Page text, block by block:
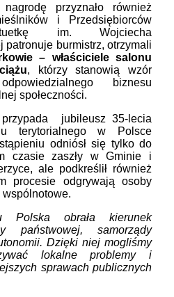
przyznało również
i Przedsiębiorców
im. Wojciecha
patronuje burmistrz, otrzymali
– właściciele salonu
, którzy stanowią wzór
biznesu
społeczności.
jubileusz 35-lecia
terytorialnego w Polsce
odniósł się tylko do
czasie zaszły w Gminie i
ale podkreślił również
procesie odgrywają osoby
obrała kierunek
państwowej, samorządy
Dzięki niej mogliśmy
lokalne problemy i
sprawach publicznych